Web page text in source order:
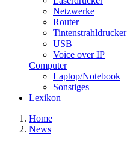
Netzwerke
Router
Tintenstrahldrucker
USB
Voice over IP
Computer
Laptop/Notebook
Sonstiges
Lexikon
Home
News